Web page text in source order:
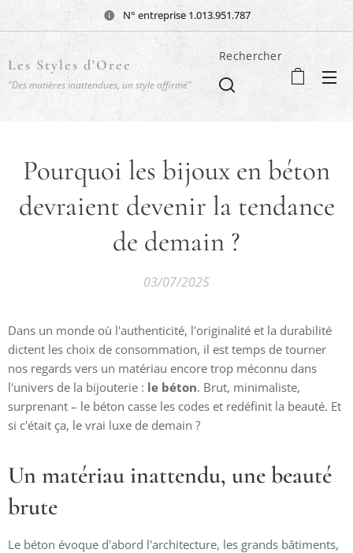
N° entreprise 1.013.951.787
Les Styles d'Oree
"Des matières inattendues, un style affirmé"
Rechercher
Pourquoi les bijoux en béton
devraient devenir la tendance
de demain ?
03/07/2025
Dans un monde où l'authenticité, l'originalité et la durabilité
dictent les choix de consommation, il est temps de tourner
nos regards vers un matériau encore trop méconnu dans
l'univers de la bijouterie : le béton. Brut, minimaliste,
surprenant – le béton casse les codes et redéfinit la beauté. Et
si c'était ça, le vrai luxe de demain ?
Un matériau inattendu, une beauté
brute
Le béton évoque d'abord l'architecture, les grands bâtiments,